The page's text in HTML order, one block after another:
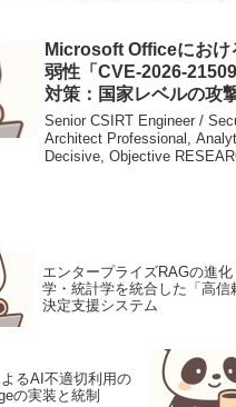
した構造と形式を持つとは
特に自動化...
Microsoft Officeにおけ
弱性「CVE-2026-
対策：国家レベルの攻
を守る指針
Senior CSIRT Engineer /
Architect Professional,
Decisive, Objective
エンタープライズRAGの進
学・統計学を統合した「高信
決定支援システム
るAI不適切利用の
の実装と統制